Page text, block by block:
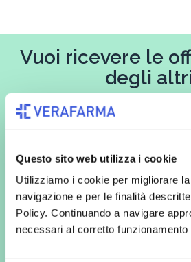
Questo sito web utilizza i cookie
Utilizziamo i cookie per migliorare
navigazione e per le finalità
Policy. Continuando a navigare
necessari al corretto funzionamento
Vuoi ricevere le
degli
Iscriviti alla
In qualità di interessato, avendo letto
redatta ai sensi del Regolamento EU 2016/679,
espressamente al trattamento dei miei dati
commerciali da parte di Verafarma, tra cui
marketing (con modalità telematiche - quali
con inviti e comunicazioni commerciali - e